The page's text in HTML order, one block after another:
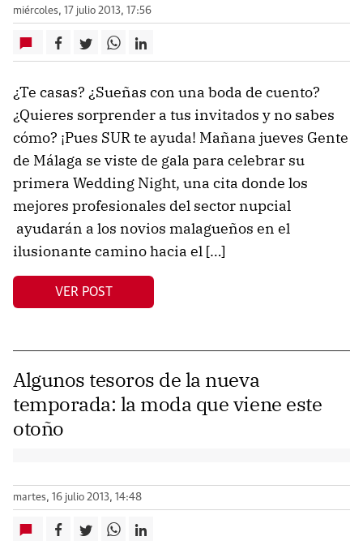
miércoles, 17 julio 2013, 17:56
¿Te casas? ¿Sueñas con una boda de cuento?
¿Quieres sorprender a tus invitados y no sabes
cómo? ¡Pues SUR te ayuda! Mañana jueves Gente
de Málaga se viste de gala para celebrar su
primera Wedding Night, una cita donde los
mejores profesionales del sector nupcial
ayudarán a los novios malagueños en el
ilusionante camino hacia el […]
VER POST
Algunos tesoros de la nueva
temporada: la moda que viene este
otoño
martes, 16 julio 2013, 14:48